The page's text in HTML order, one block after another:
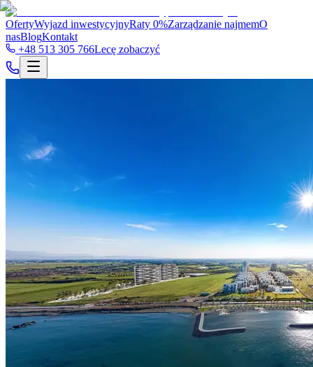
OfertyWyjazd inwestycyjnyRaty 0%Zarządzanie najmemO
nasBlogKontakt
+48 513 305 766Lecę zobaczyć